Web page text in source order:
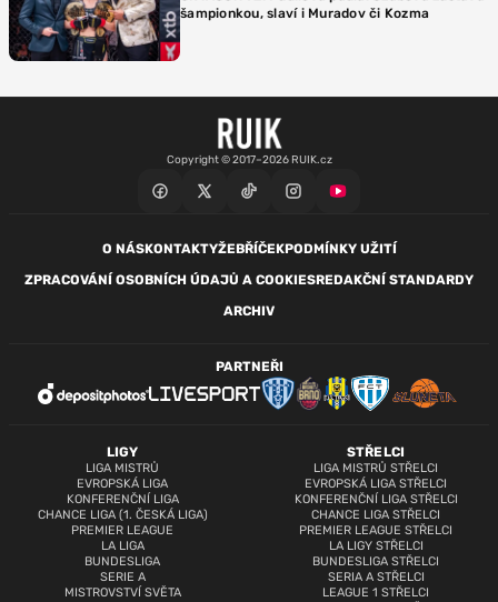
šampionkou, slaví i Muradov či Kozma
Copyright © 2017–2026 RUIK.cz
O NÁSKONTAKTYŽEBŘÍČEKPODMÍNKY UŽITÍ
ZPRACOVÁNÍ OSOBNÍCH ÚDAJŮ A COOKIESREDAKČNÍ STANDARDY
ARCHIV
LIGY
LIGA MISTRŮ
EVROPSKÁ LIGA
KONFERENČNÍ LIGA
CHANCE LIGA (1. ČESKÁ LIGA)
PREMIER LEAGUE
LA LIGA
BUNDESLIGA
SERIE A
MISTROVSTVÍ SVĚTA
STŘELCI
LIGA MISTRŮ STŘELCI
EVROPSKÁ LIGA STŘELCI
KONFERENČNÍ LIGA STŘELCI
CHANCE LIGA STŘELCI
PREMIER LEAGUE STŘELCI
LA LIGY STŘELCI
BUNDESLIGA STŘELCI
SERIA A STŘELCI
LEAGUE 1 STŘELCI
PARTNEŘI